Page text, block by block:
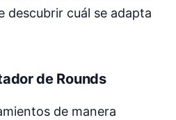
descubrir cuál se adapta
de Rounds
de manera